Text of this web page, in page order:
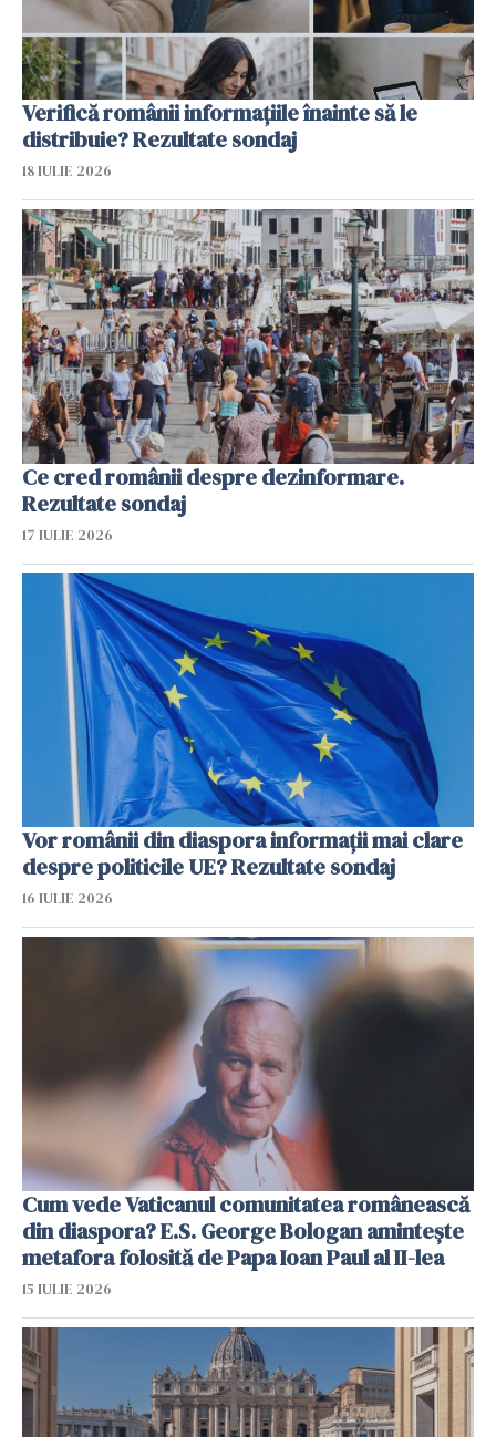
Verifică românii informațiile înainte să le
distribuie? Rezultate sondaj
18 IULIE 2026
Ce cred românii despre dezinformare.
Rezultate sondaj
17 IULIE 2026
Vor românii din diaspora informații mai clare
despre politicile UE? Rezultate sondaj
16 IULIE 2026
Cum vede Vaticanul comunitatea românească
din diaspora? E.S. George Bologan amintește
metafora folosită de Papa Ioan Paul al II-lea
15 IULIE 2026